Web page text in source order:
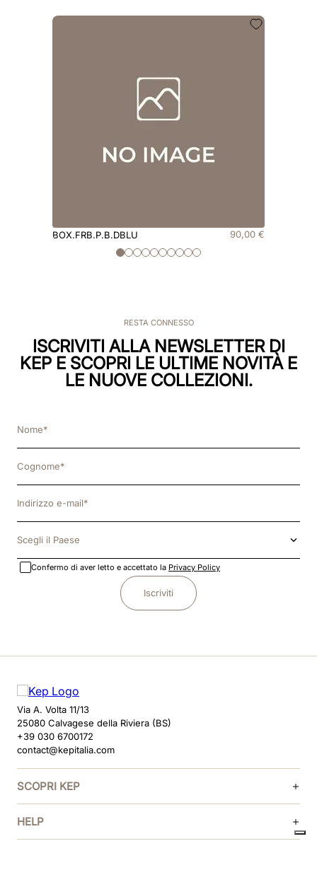
BOX.FRB.P.B.DBLU 90,00 €
RESTA CONNESSO
ISCRIVITI ALLA NEWSLETTER DI
KEP E SCOPRI LE ULTIME NOVITÀ E
LE NUOVE COLLEZIONI.
Scegli il Paese
Confermo di aver letto e accettato la Privacy Policy
Iscriviti
Via A. Volta 11/13
25080 Calvagese della Riviera (BS)
+39 030 6700172
contact@kepitalia.com
SCOPRI KEP
HELP